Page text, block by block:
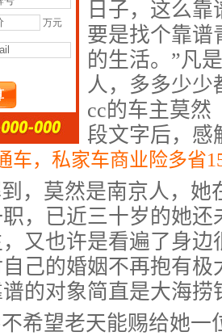
日子，这么
要是找个靠谱
的生活。”凡
人，多多少少
cc的车主莫然
段文字后，感
车，私家车商业险多省
，莫然是南京人，她
，已近三十岁的她
又也许是看遍了身
己的婚姻不再抱有
的对象简直是大海捞
希望老天能赐给她